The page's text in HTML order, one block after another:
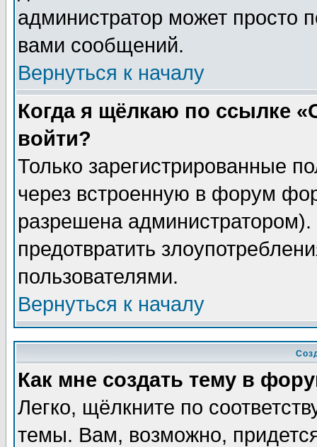
администратор может просто
вами сообщений.
Вернуться к началу
Когда я щёлкаю по ссылке
войти?
Только зарегистрированные
через встроенную в форум
разрешена
предотвратить
пользователями.
Вернуться к началу
Как мне создать тему в
Легко, щёлкните по
темы. Вам, возможно,